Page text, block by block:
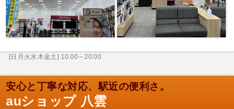
[日月火水木金土] 10:00～20:00
安心と丁寧な対応、駅近の便利さ。
auショップ 八雲